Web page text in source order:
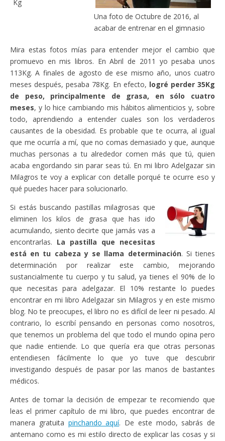
Kg
Una foto de Octubre de 2016, al
acabar de entrenar en el gimnasio
Mira estas fotos mías para entender mejor el cambio que
promuevo en mis libros. En Abril de 2011 yo pesaba unos
113Kg. A finales de agosto de ese mismo año, unos cuatro
meses después, pesaba 78Kg. En efecto, logré perder 35Kg
de peso, principalmente de grasa, en sólo cuatro
meses, y lo hice cambiando mis hábitos alimenticios y, sobre
todo, aprendiendo a entender cuales son los verdaderos
causantes de la obesidad. Es probable que te ocurra, al igual
que me ocurría a mí, que no comas demasiado y que, aunque
muchas personas a tu alrededor comen más que tú, quien
acaba engordando sin parar seas tú. En mi libro Adelgazar sin
Milagros te voy a explicar con detalle porqué te ocurre eso y
qué puedes hacer para solucionarlo.
Si estás buscando pastillas milagrosas que
eliminen los kilos de grasa que has ido
acumulando, siento decirte que jamás vas a
encontrarlas. La pastilla que necesitas
está en tu cabeza y se llama determinación. Si tienes
determinación por realizar este cambio, mejorando
sustancialmente tu cuerpo y tu salud, ya tienes el 90% de lo
que necesitas para adelgazar. El 10% restante lo puedes
encontrar en mi libro Adelgazar sin Milagros y en este mismo
blog. No te preocupes, el libro no es difícil de leer ni pesado. Al
contrario, lo escribí pensando en personas como nosotros,
que tenemos un problema del que todo el mundo opina pero
que nadie entiende. Lo que quería era que otras personas
entendiesen fácilmente lo que yo tuve que descubrir
investigando después de pasar por las manos de bastantes
médicos.
Antes de tomar la decisión de empezar te recomiendo que
leas el primer capítulo de mi libro, que puedes encontrar de
manera gratuita pinchando aquí. De este modo, sabrás de
antemano como es mi estilo directo de explicar las cosas y si